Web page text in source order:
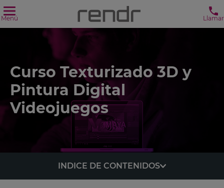
Menú Llamar
Curso Texturizado 3D y
Pintura Digital
Videojuegos
INDICE DE CONTENIDOS